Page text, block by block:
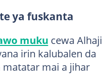
ya fuskanta
muku cewa Alhaji
irin kalubalen da
mai a jihar